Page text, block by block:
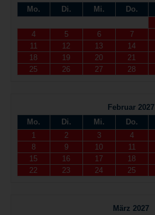
Mo.
Di. Mi. Do.
4
5 6 7
11
12 13 14
18
19 20 21
25
26 27 28
Februar 2027
Mo.
Di. Mi. Do.
1
2 3 4
8
9 10 11
15
16 17 18
22
23 24 25
März 2027